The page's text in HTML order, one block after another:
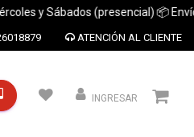
Sábados (presencial) 📦 Envíos a
ATENCIÓN AL CLIENTE
INGRESAR